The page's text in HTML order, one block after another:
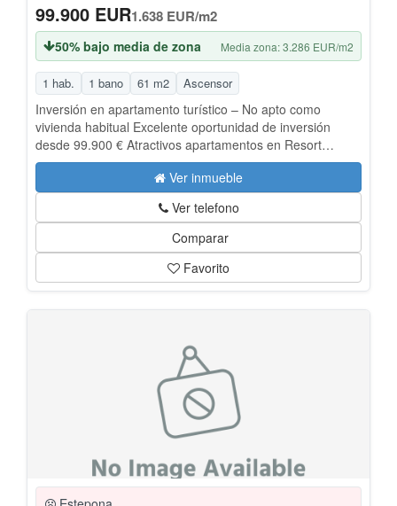
99.900 EUR1.638 EUR/m2
50% bajo media de zona Media zona: 3.286 EUR/m2
1 hab. 1 bano 61 m2 Ascensor
Inversión en apartamento turístico – No apto como
vivienda habitual Excelente oportunidad de inversión
desde 99.900 € Atractivos apartamentos en Resort
hotelero con alta rentabilidad. A) Resumen de la
inversión: Usted compra el 100% en propiedad de un
apartamento perteneciente a un complejo hotelero
situado en plena nueva milla de oro de Marbella-
Benahavís: -Totalmente amueblado y equipado -
Comodidades y servicios de un prestigioso complejo
aparta-hotel -Operación sujeta a exención de impuestos y
atractivas condiciones de rentabilidad. Delega la gestión
aplicándosele el IPC interanual, no obstante, no se
aplicará la actualización de la renta si el IPC ha resultado
negativo, igualmente se fijará un máximo de actualización
del 5% anual. -La opción de disfrutarlo 8 semanas al año
con un coste de 65€ la semana (excluido 15.06 al 15.09 y
mantenimiento y suministros básicos -Tan sólo tendrá
que pagar IBI ( a razón de 300€ por año) B)
Características de la propiedad: Adquiere su propio
Ver inmueble
Ver telefono
Comparar
Favorito